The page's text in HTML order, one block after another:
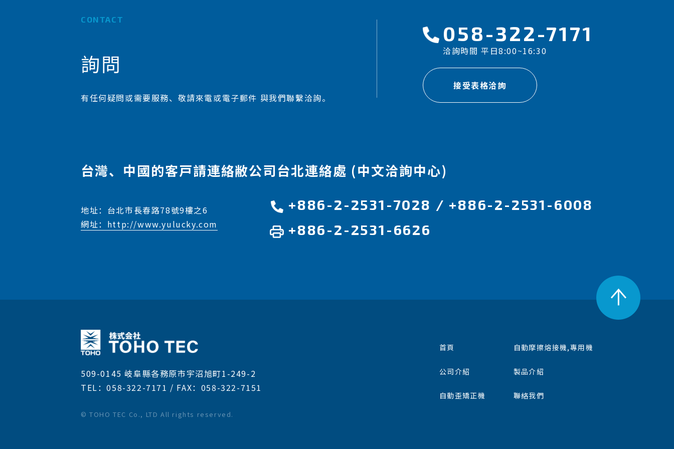
CONTACT
詢問
有任何疑問或需要服務、敬請來電或電子郵件 與我們聯繫洽詢。
058-322-7171
洽詢時間 平日8:00~16:30
接受表格洽詢
台灣、中國的客戸請連絡敝公司台北連絡處 (中文洽詢中心)
地址：台北市長春路78號9樓之6
網址：http://www.yulucky.com
+886-2-2531-7028 / +886-2-2531-6008
+886-2-2531-6626
509-0145 岐阜縣各務原市宇沼旭町1-249-2
TEL：058-322-7171 / FAX：058-322-7151
© TOHO TEC Co., LTD All rights reserved.
首頁 自動摩擦熔接機,專用機
公司介紹 製品介紹
自動歪矯正機 聯絡我們